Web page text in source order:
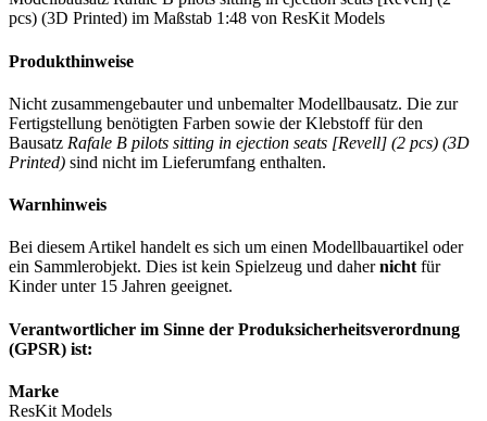
pcs) (3D Printed) im Maßstab 1:48 von ResKit Models
Produkthinweise
Nicht zusammengebauter und unbemalter Modellbausatz. Die zur
Fertigstellung benötigten Farben sowie der Klebstoff für den
Bausatz Rafale B pilots sitting in ejection seats [Revell] (2 pcs) (3D
Printed) sind nicht im Lieferumfang enthalten.
Warnhinweis
Bei diesem Artikel handelt es sich um einen Modellbauartikel oder
ein Sammlerobjekt. Dies ist kein Spielzeug und dahernicht für
Kinder unter 15 Jahren geeignet.
Verantwortlicher im Sinne der Produksicherheitsverordnung
(GPSR) ist:
Marke
ResKit Models